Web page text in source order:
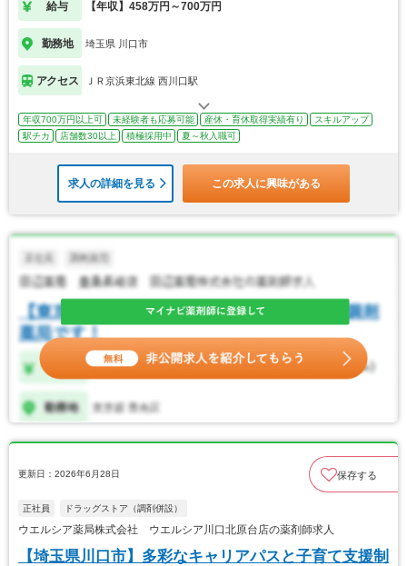
給与 【年収】458万円～700万円
勤務地 埼玉県 川口市
アクセス ＪＲ京浜東北線 西川口駅
年収700万円以上可 未経験者も応募可能 産休・育休取得実績有り
スキルアップ
駅チカ
店舗数30以上 積極採用中 夏～秋入職可
求人の詳細を見る この求人に興味がある
更新日：2026年6月28日 保存する
正社員 ドラッグストア（調剤併設）
ウエルシア薬局株式会社 ウエルシア川口北原台店の薬剤師求人
【埼玉県川口市】多彩なキャリアパスと子育て支援制